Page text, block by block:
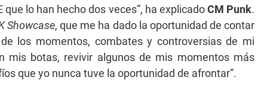
lo han hecho dos veces”, ha explicadoCM Punk.
Showcase, que me ha dado la oportunidad de contar
los momentos, combates y controversias de mi
mis botas, revivir algunos de mis momentos más
que yo nunca tuve la oportunidad de afrontar”.